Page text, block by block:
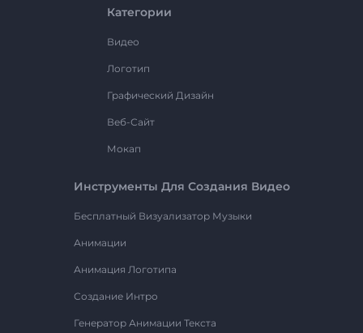
Категории
Видео
Логотип
Графический Дизайн
Веб-Сайт
Мокап
Инструменты Для Создания Видео
Бесплатный Визуализатор Музыки
Анимации
Анимация Логотипа
Создание Интро
Генератор Анимации Текста